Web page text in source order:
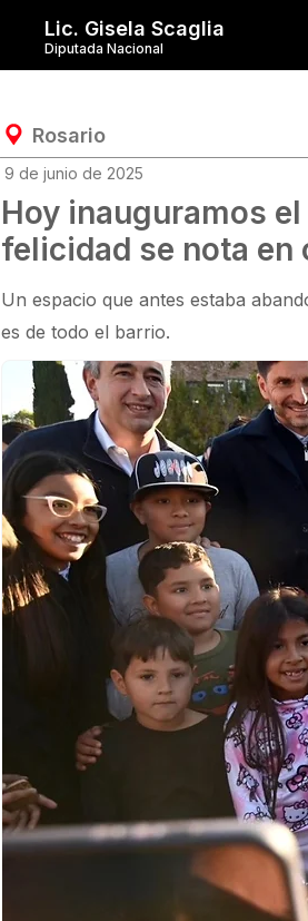
Diputada Nacional
Lic. Gisela Scaglia
Rosario
9 de junio de 2025
Hoy inauguramos
felicidad se nota en
Un espacio que antes estaba
es de todo el barrio.